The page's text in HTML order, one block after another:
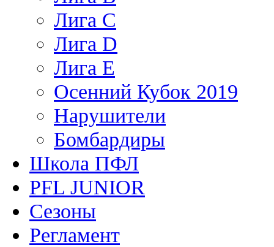
Лига С
Лига D
Лига Е
Осенний Кубок 2019
Нарушители
Бомбардиры
Школа ПФЛ
PFL JUNIOR
Сезоны
Регламент